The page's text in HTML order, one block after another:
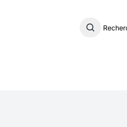
Recherche